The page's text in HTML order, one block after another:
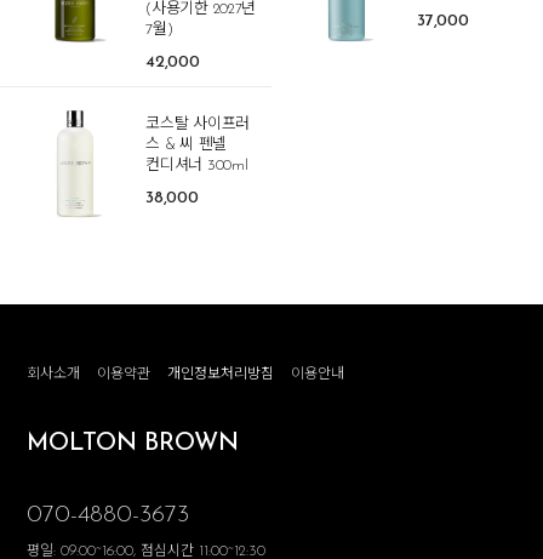
(사용기한 2027년
7월)
42,000
37,000
코스탈 사이프러
스 & 씨 펜넬
컨디셔너 300ml
38,000
회사소개 이용약관 개인정보처리방침 이용안내
MOLTON BROWN
070-4880-3673
평일: 09:00~16:00, 점심시간 11:00~12:30